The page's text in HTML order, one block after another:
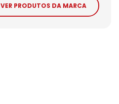
VER PRODUTOS DA MARCA